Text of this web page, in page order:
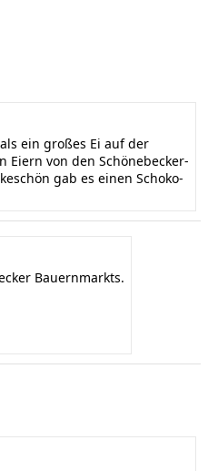
ein großes Ei auf der
Eiern von den Schönebecker-
gab es einen Schoko-
Bauernmarkts.